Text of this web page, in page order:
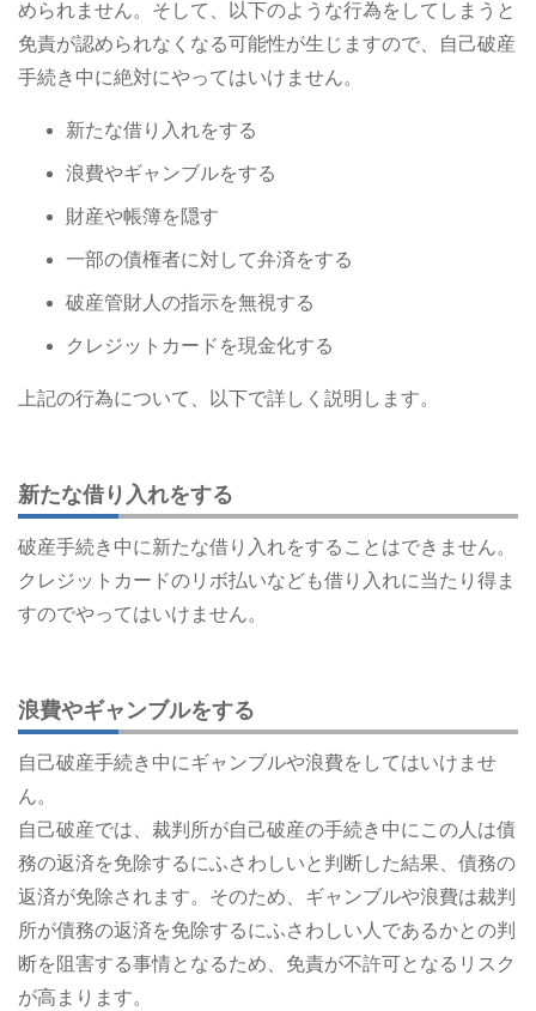
められません。そして、以下のような行為をしてしまうと
免責が認められなくなる可能性が生じますので、自己破産
手続き中に絶対にやってはいけません。
新たな借り入れをする
浪費やギャンブルをする
財産や帳簿を隠す
一部の債権者に対して弁済をする
破産管財人の指示を無視する
クレジットカードを現金化する
上記の行為について、以下で詳しく説明します。
新たな借り入れをする
破産手続き中に新たな借り入れをすることはできません。
クレジットカードのリボ払いなども借り入れに当たり得ま
すのでやってはいけません。
浪費やギャンブルをする
自己破産手続き中にギャンブルや浪費をしてはいけませ
ん。
自己破産では、裁判所が自己破産の手続き中にこの人は債
務の返済を免除するにふさわしいと判断した結果、債務の
返済が免除されます。そのため、ギャンブルや浪費は裁判
所が債務の返済を免除するにふさわしい人であるかとの判
断を阻害する事情となるため、免責が不許可となるリスク
が高まります。